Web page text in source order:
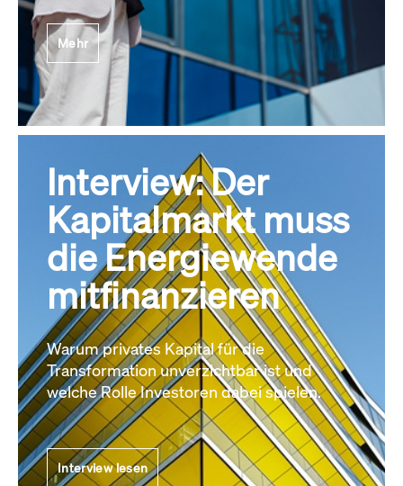
Mehr
Interview: Der
Kapitalmarkt muss
die Energiewende
mitfinanzieren
Warum privates Kapital für die
Transformation unverzichtbar ist und
welche Rolle Investoren dabei spielen.
Interview lesen